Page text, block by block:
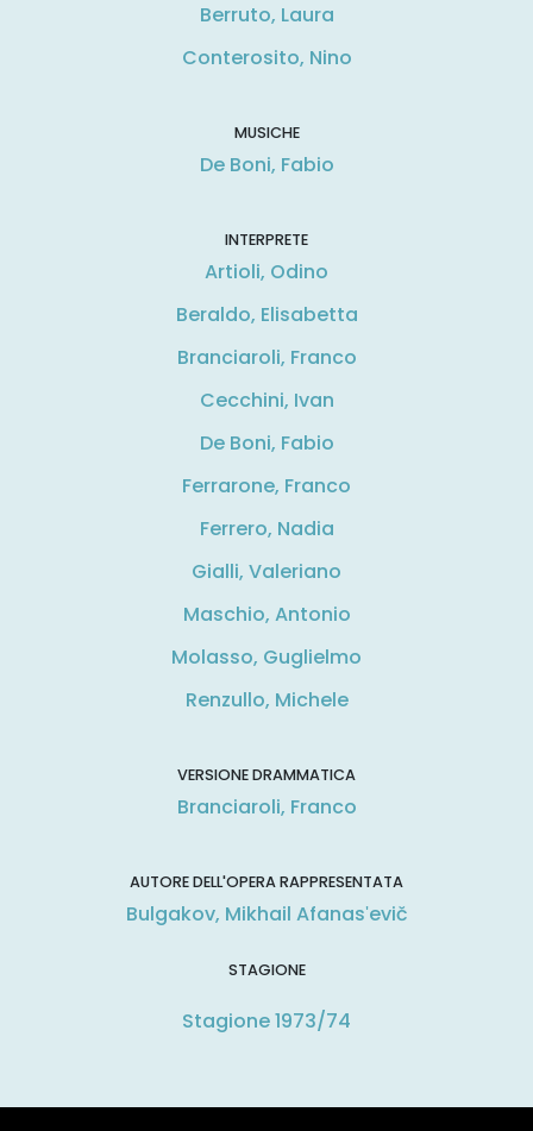
Berruto, Laura
Conterosito, Nino
MUSICHE
De Boni, Fabio
INTERPRETE
Artioli, Odino
Beraldo, Elisabetta
Branciaroli, Franco
Cecchini, Ivan
De Boni, Fabio
Ferrarone, Franco
Ferrero, Nadia
Gialli, Valeriano
Maschio, Antonio
Molasso, Guglielmo
Renzullo, Michele
VERSIONE DRAMMATICA
Branciaroli, Franco
AUTORE DELL'OPERA RAPPRESENTATA
Bulgakov, Mikhail Afanasʹevič
STAGIONE
Stagione 1973/74